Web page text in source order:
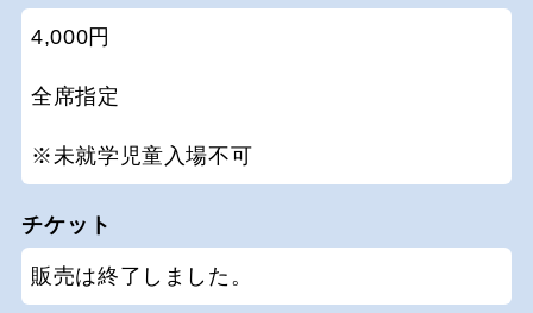
4,000円
全席指定
※未就学児童入場不可
チケット
販売は終了しました。